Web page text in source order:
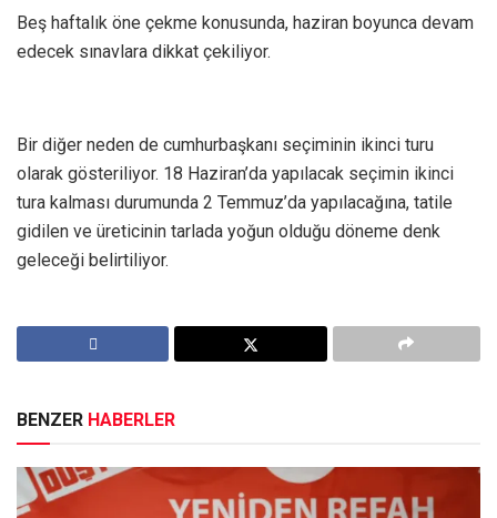
Beş haftalık öne çekme konusunda, haziran boyunca devam
edecek sınavlara dikkat çekiliyor.
Bir diğer neden de cumhurbaşkanı seçiminin ikinci turu
olarak gösteriliyor. 18 Haziran’da yapılacak seçimin ikinci
tura kalması durumunda 2 Temmuz’da yapılacağına, tatile
gidilen ve üreticinin tarlada yoğun olduğu döneme denk
geleceği belirtiliyor.
BENZER HABERLER